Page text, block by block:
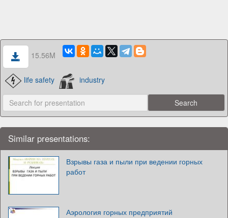
15.56M
life safety industry
Similar presentations:
Взрывы газа и пыли при ведении горных
работ
Аэрология горных предприятий